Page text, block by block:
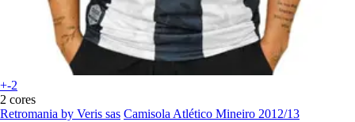
+-2
2 cores
Retromania by Veris sas Camisola Atlético Mineiro 2012/13